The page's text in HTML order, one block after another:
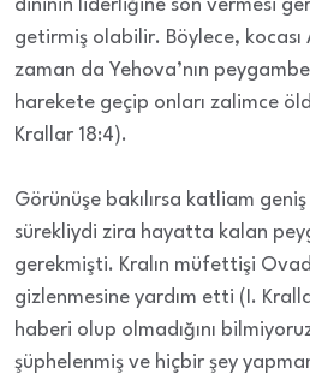
dininin liderliğine son vermesi
getirmiş olabilir. Böylece, kocası
zaman da Yehova’nın
harekete geçip onları zalimce
Krallar 18:4).
Görünüşe bakılırsa katliam geniş
sürekliydi zira hayatta kalan
gerekmişti. Kralın müfettişi
gizlenmesine yardım etti (I.
haberi olup olmadığını
şüphelenmiş ve hiçbir şey